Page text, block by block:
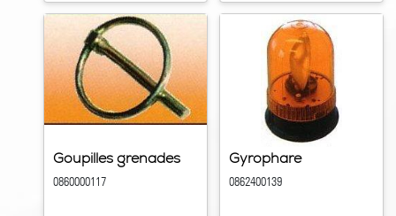
Goupilles grenades
0860000117
Gyrophare
0862400139